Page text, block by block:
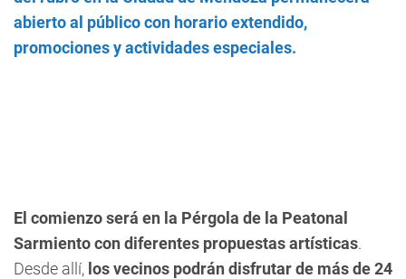
abierto al público con horario extendido,
promociones y actividades especiales.
El comienzo será en la Pérgola de la Peatonal
Sarmiento con diferentes propuestas artísticas.
Desde allí, los vecinos podrán disfrutar de más de 24